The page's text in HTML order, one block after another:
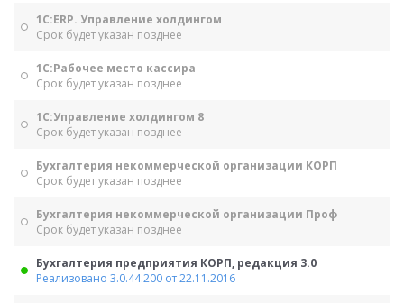
1С:ERP. Управление холдингом
Срок будет указан позднее
1С:Рабочее место кассира
Срок будет указан позднее
1С:Управление холдингом 8
Срок будет указан позднее
Бухгалтерия некоммерческой организации КОРП
Срок будет указан позднее
Бухгалтерия некоммерческой организации Проф
Срок будет указан позднее
Бухгалтерия предприятия КОРП, редакция 3.0
Реализовано 3.0.44.200 от 22.11.2016